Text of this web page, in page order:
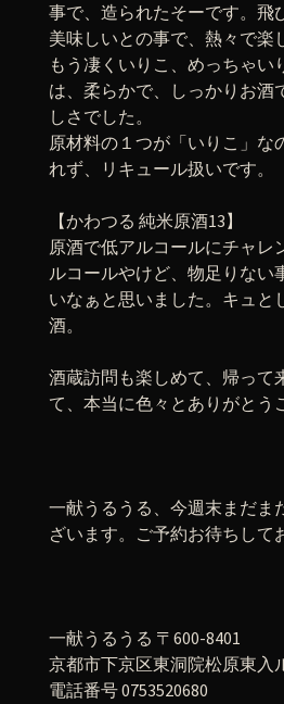
事で、造られたそーです。飛
美味しいとの事で、熱々で楽
もう凄くいりこ、めっちゃい
は、柔らかで、しっかりお酒
しさでした。
原材料の１つが「いりこ」な
れず、リキュール扱いです。
【かわつる 純米原酒13】
原酒で低アルコールにチャレ
ルコールやけど、物足りない
いなぁと思いました。キュと
酒。
酒蔵訪問も楽しめて、帰って
て、本当に色々とありがとう
一献うるうる、今週末まだま
ざいます。ご予約お待ちし
一献うるうる 〒600-8401
京都市下京区東洞院松原東入
電話番号 0753520680